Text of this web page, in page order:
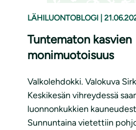
LÄHILUONTOBLOGI
Tuntematon kasvien
monimuotoisuus
Valkolehdokki. Valokuva
Keskikesän vihreydessä
luonnonkukkien
Sunnuntaina vietettiin